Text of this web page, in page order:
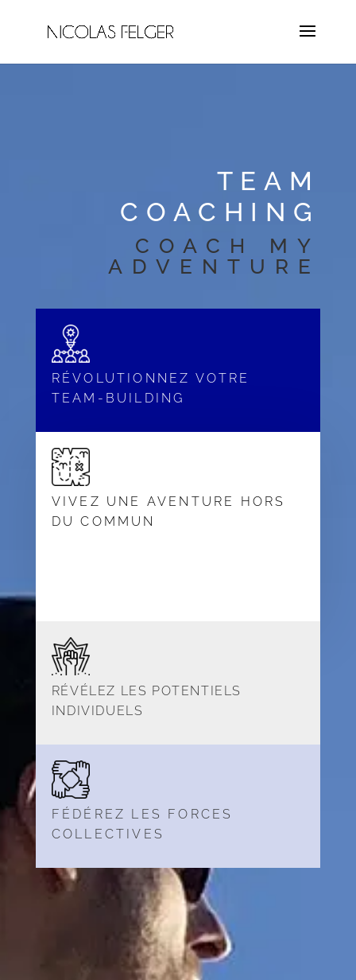
TEAM
COACHING
COACH MY
ADVENTURE
RÉVOLUTIONNEZ VOTRE
TEAM-BUILDING
VIVEZ UNE AVENTURE HORS
DU COMMUN
RÉVÉLEZ LES POTENTIELS
INDIVIDUELS
FÉDÉREZ LES FORCES
COLLECTIVES